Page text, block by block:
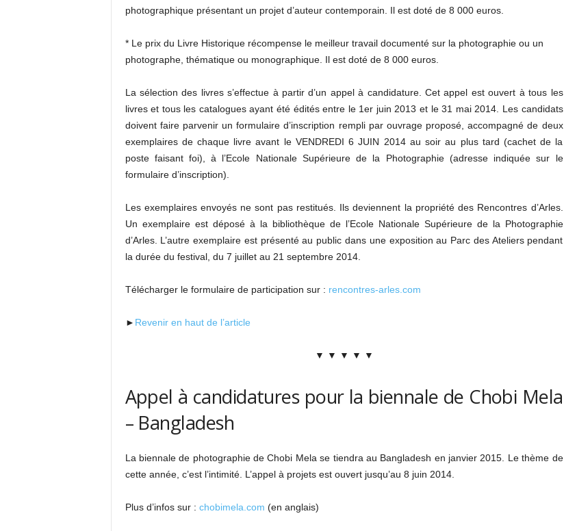
photographique présentant un projet d’auteur contemporain. Il est doté de 8 000 euros.
* Le prix du Livre Historique récompense le meilleur travail documenté sur la photographie ou un
photographe, thématique ou monographique. Il est doté de 8 000 euros.
La sélection des livres s’effectue à partir d’un appel à candidature. Cet appel est ouvert à tous les
livres et tous les catalogues ayant été édités entre le 1er juin 2013 et le 31 mai 2014. Les candidats
doivent faire parvenir un formulaire d’inscription rempli par ouvrage proposé, accompagné de deux
exemplaires de chaque livre avant le VENDREDI 6 JUIN 2014 au soir au plus tard (cachet de la
poste faisant foi), à l’Ecole Nationale Supérieure de la Photographie (adresse indiquée sur le
formulaire d’inscription).
Les exemplaires envoyés ne sont pas restitués. Ils deviennent la propriété des Rencontres d’Arles.
Un exemplaire est déposé à la bibliothèque de l’Ecole Nationale Supérieure de la Photographie
d’Arles. L’autre exemplaire est présenté au public dans une exposition au Parc des Ateliers pendant
la durée du festival, du 7 juillet au 21 septembre 2014.
Télécharger le formulaire de participation sur : rencontres-arles.com
► Revenir en haut de l’article
▼ ▼ ▼ ▼ ▼
Appel à candidatures pour la biennale de Chobi Mela
– Bangladesh
La biennale de photographie de Chobi Mela se tiendra au Bangladesh en janvier 2015. Le thème de
cette année, c’est l’intimité. L’appel à projets est ouvert jusqu’au 8 juin 2014.
Plus d’infos sur : chobimela.com (en anglais)